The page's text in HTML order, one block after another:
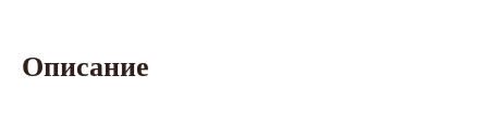
Описание